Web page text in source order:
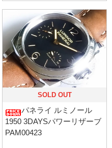
SOLD OUT
パネライ ルミノール
1950 3DAYSパワーリザーブ
PAM00423